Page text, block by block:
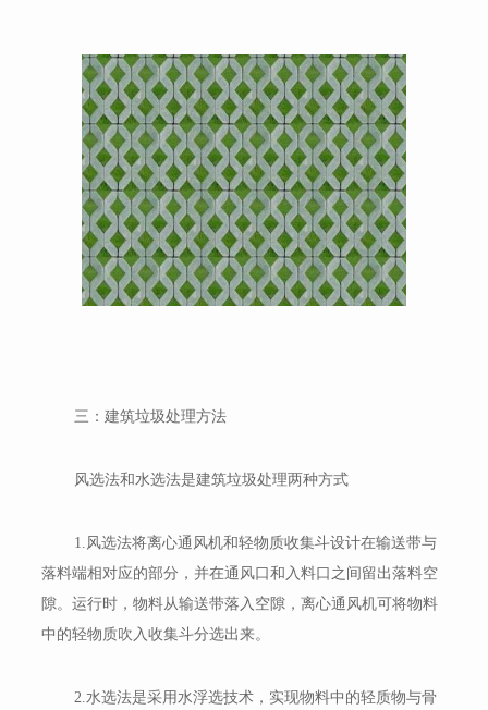
三：建筑垃圾处理方法
风选法和水选法是建筑垃圾处理两种方式
1.风选法将离心通风机和轻物质收集斗设计在输送带与
落料端相对应的部分，并在通风口和入料口之间留出落料空
隙。运行时，物料从输送带落入空隙，离心通风机可将物料
中的轻物质吹入收集斗分选出来。
2.水选法是采用水浮选技术，实现物料中的轻质物与骨